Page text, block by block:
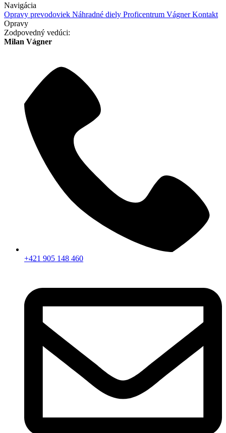
Navigácia
Opravy prevodoviek Náhradné diely Proficentrum VágnerKontakt
Opravy
Zodpovedný vedúci:
Milan Vágner
+421 905 148 460